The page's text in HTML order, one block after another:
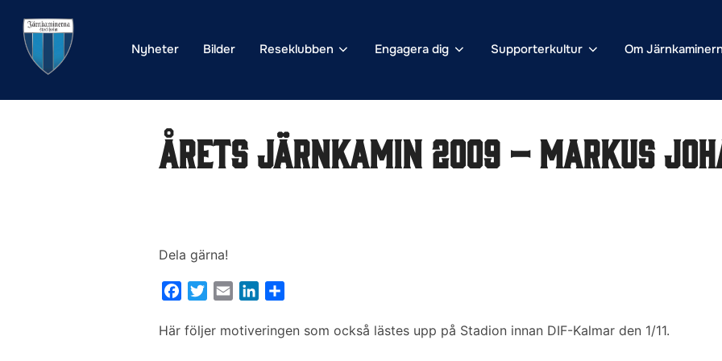
innehåll
Nyheter Bilder Reseklubben Engagera dig Supporterkultur Om
Årets Järnkamin 2009 – Markus
Dela gärna!
c
i
a
n
l
Här följer motiveringen som också lästes upp på Stadion innan DIF-Kalmar den 1/11.